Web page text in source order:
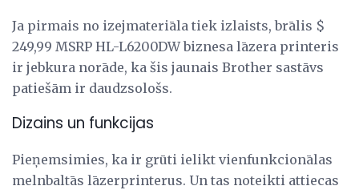
Ja pirmais no izejmateriāla tiek izlaists, brālis $
249,99 MSRP HL-L6200DW biznesa lāzera printeris
ir jebkura norāde, ka šis jaunais Brother sastāvs
patiešām ir daudzsološs.
Dizains un funkcijas
Pieņemsimies, ka ir grūti ielikt vienfunkcionālas
melnbaltās lāzerprinterus. Un tas noteikti attiecas